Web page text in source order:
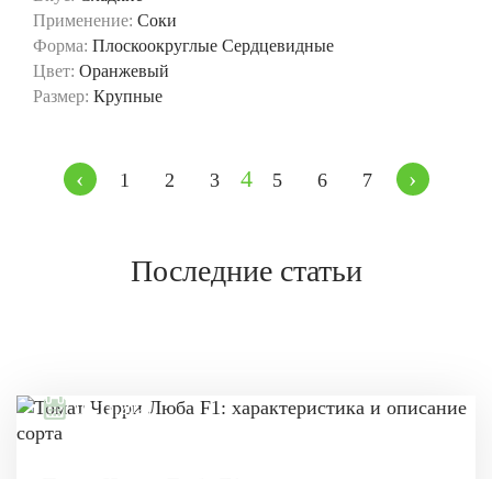
Применение: Соки
Форма: Плоскоокруглые Сердцевидные
Цвет: Оранжевый
Размер: Крупные
‹ 1 2 3 4 5 6 7 ›
Последние статьи
08.11.2021